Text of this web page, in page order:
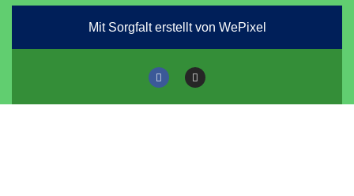
Mit Sorgfalt erstellt von WePixel